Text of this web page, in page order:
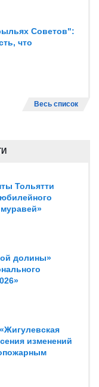
Советов":
что
Весь список
Тольятти
долины»
изменений